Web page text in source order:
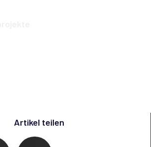
Artikel teilen